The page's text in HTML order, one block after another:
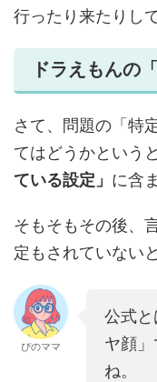
行ったり来たりし
ドラえもんの
さて、問題の「特
てはどうかという
ている設定」 に含
そもそもその後、
定もされていない
ぴのママ
公式
ヤ顔
ね。